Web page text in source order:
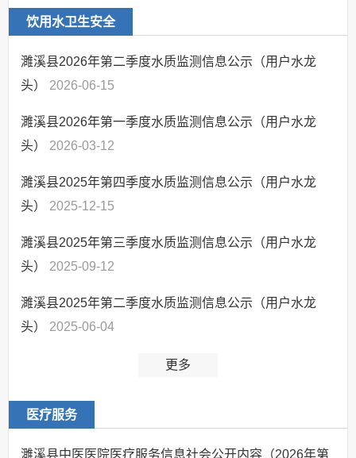
饮用水卫生安全
濉溪县2026年第二季度水质监测信息公示（用户水龙
头） 2026-06-15
濉溪县2026年第一季度水质监测信息公示（用户水龙
头） 2026-03-12
濉溪县2025年第四季度水质监测信息公示（用户水龙
头） 2025-12-15
濉溪县2025年第三季度水质监测信息公示（用户水龙
头） 2025-09-12
濉溪县2025年第二季度水质监测信息公示（用户水龙
头） 2025-06-04
更多
医疗服务
濉溪县中医医院医疗服务信息社会公开内容（2026年第